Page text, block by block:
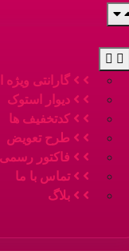
گارانتی
دیوار استوک
کدتخفیف ها
طرح تعویض
فاکتور رسمی
تماس با ما
بلاگ